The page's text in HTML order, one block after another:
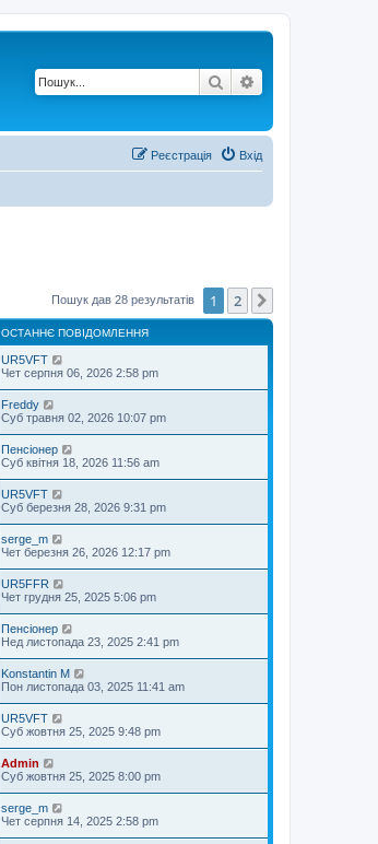
Пошук
Вхід
Реєстрація
Пошук дав 28 результатів 1 2
ОСТАННЄ ПОВІДОМЛЕННЯ
UR5VFT
Чет серпня 06, 2026 2:58 pm
Freddy
Суб травня 02, 2026 10:07 pm
Пенсіонер
Суб квітня 18, 2026 11:56 am
UR5VFT
Суб березня 28, 2026 9:31 pm
serge_m
Чет березня 26, 2026 12:17 pm
UR5FFR
Чет грудня 25, 2025 5:06 pm
Пенсіонер
Нед листопада 23, 2025 2:41 pm
Konstantin M
Пон листопада 03, 2025 11:41 am
UR5VFT
Суб жовтня 25, 2025 9:48 pm
Admin
Суб жовтня 25, 2025 8:00 pm
serge_m
Чет серпня 14, 2025 2:58 pm